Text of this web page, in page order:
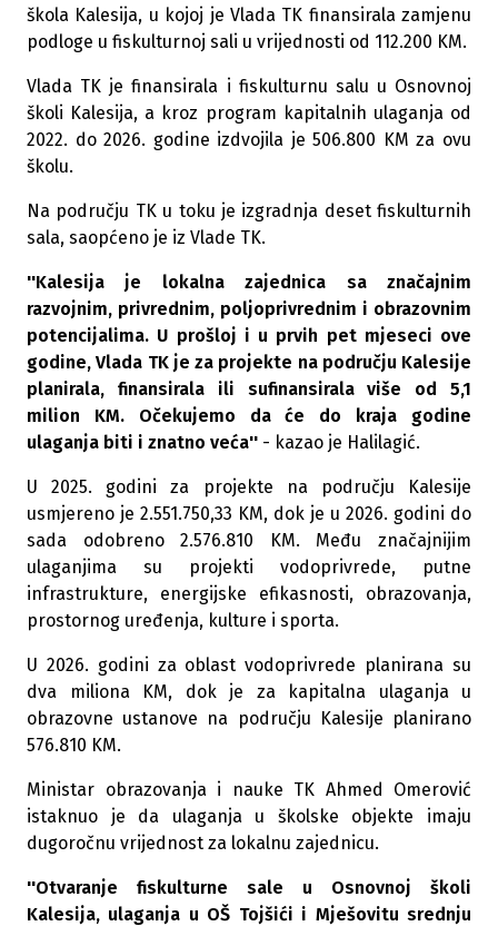
škola Kalesija, u kojoj je Vlada TK finansirala zamjenu
podloge u fiskulturnoj sali u vrijednosti od 112.200 KM.
Vlada TK je finansirala i fiskulturnu salu u Osnovnoj
školi Kalesija, a kroz program kapitalnih ulaganja od
2022. do 2026. godine izdvojila je 506.800 KM za ovu
školu.
Na području TK u toku je izgradnja deset fiskulturnih
sala, saopćeno je iz Vlade TK.
''Kalesija je lokalna zajednica sa značajnim
razvojnim, privrednim, poljoprivrednim i obrazovnim
potencijalima. U prošloj i u prvih pet mjeseci ove
godine, Vlada TK je za projekte na području Kalesije
planirala, finansirala ili sufinansirala više od 5,1
milion KM. Očekujemo da će do kraja godine
ulaganja biti i znatno veća'' - kazao je Halilagić.
U 2025. godini za projekte na području Kalesije
usmjereno je 2.551.750,33 KM, dok je u 2026. godini do
sada odobreno 2.576.810 KM. Među značajnijim
ulaganjima su projekti vodoprivrede, putne
infrastrukture, energijske efikasnosti, obrazovanja,
prostornog uređenja, kulture i sporta.
U 2026. godini za oblast vodoprivrede planirana su
dva miliona KM, dok je za kapitalna ulaganja u
obrazovne ustanove na području Kalesije planirano
576.810 KM.
Ministar obrazovanja i nauke TK Ahmed Omerović
istaknuo je da ulaganja u školske objekte imaju
dugoročnu vrijednost za lokalnu zajednicu.
''Otvaranje fiskulturne sale u Osnovnoj školi
Kalesija, ulaganja u OŠ Tojšići i Mješovitu srednju